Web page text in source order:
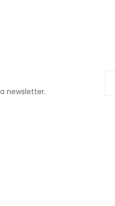
newsletter.